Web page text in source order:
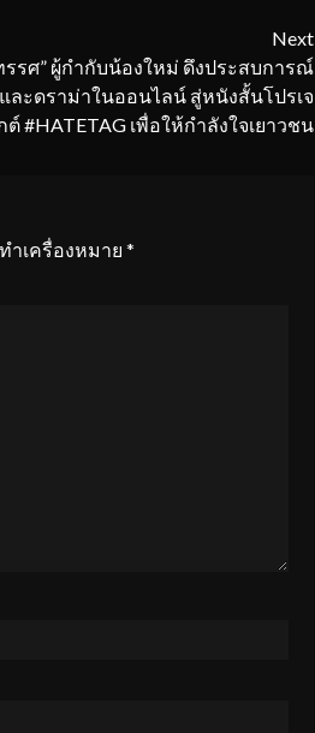
Next
รศ” ผู้กำกับน้องใหม่ ดึงประสบการณ์
ละดราม่าในออนไลน์ สู่หนังสั้นโปรเจ
ต์ #HATETAG เพื่อให้กำลังใจเยาวชน
ำเครื่องหมาย *